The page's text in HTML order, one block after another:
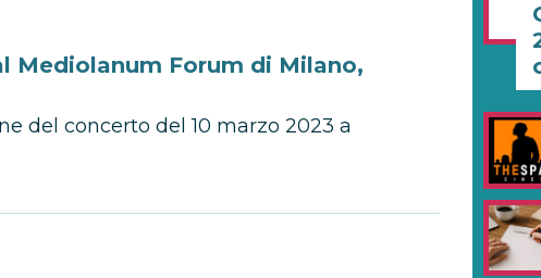
Mediolanum Forum di Milano,
del concerto del 10 marzo 2023 a